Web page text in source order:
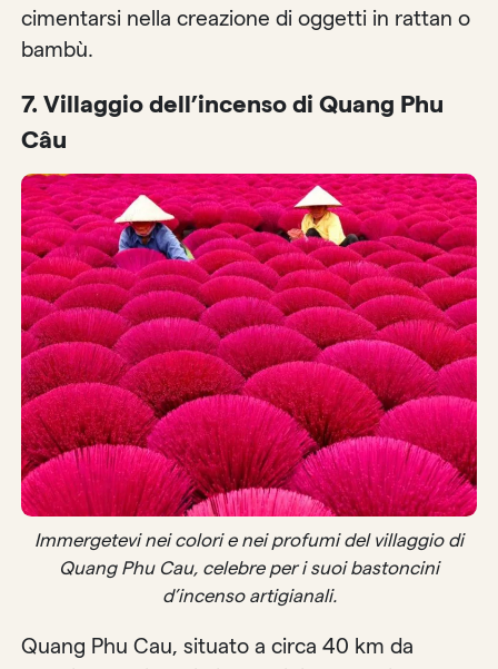
cimentarsi nella creazione di oggetti in rattan o
bambù.
7.Villaggio dell’incenso di Quang Phu
Câu
Immergetevi nei colori e nei profumi del villaggio di
Quang Phu Cau, celebre per i suoi bastoncini
d’incenso artigianali.
Quang Phu Cau, situato a circa 40 km da